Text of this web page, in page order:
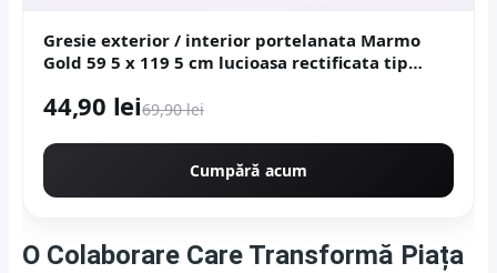
Gresie exterior / interior portelanata Marmo
Gold 59 5 x 119 5 cm lucioasa rectificata tip
44,90 lei69,90 lei
Cumpără acum
O Colaborare Care Transformă Piața